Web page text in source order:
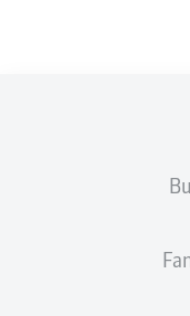
Leroy Sané
Gruppenspiel
Zugegeben: Wer es
Gedächtnis
Führung gegen die